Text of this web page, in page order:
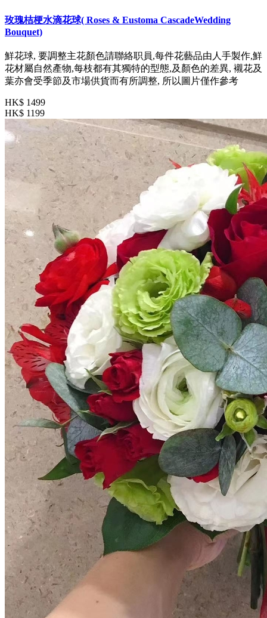
玫瑰桔梗水滴花球( Roses & Eustoma CascadeWedding
Bouquet)
鮮花球, 要調整主花顏色請聯絡职員,每件花藝品由人手製作,鮮
花材屬自然產物,每枝都有其獨特的型態,及顏色的差異, 襯花及
葉亦會受季節及市場供貨而有所調整, 所以圖片僅作參考
HK$ 1499
HK$ 1199